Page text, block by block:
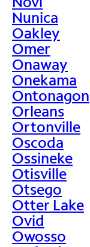
Nunica
Oakley
Omer
Onaway
Onekama
Ontonagon
Orleans
Ortonville
Oscoda
Ossineke
Otisville
Otsego
Otter Lake
Ovid
Owosso